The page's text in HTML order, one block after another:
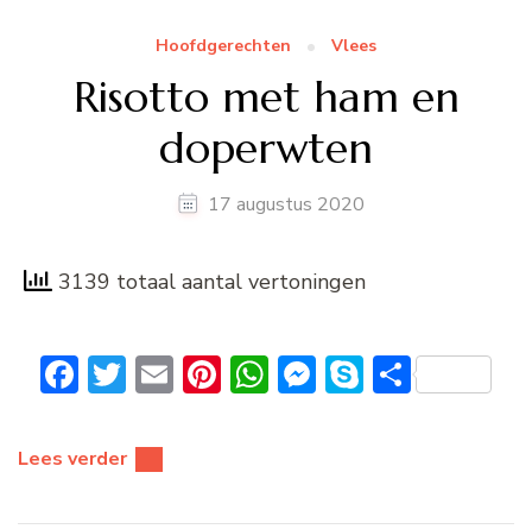
Hoofdgerechten Vlees
Risotto met ham en
doperwten
17 augustus 2020
3139 totaal aantal vertoningen
Facebook
Twitter
EmailPinterest
WhatsApp
Messenger
Skype
Delen
Lees verder